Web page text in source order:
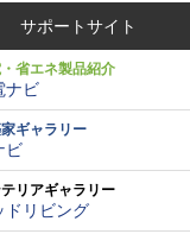
サポートサイト
省エネ製品紹介
ナビ
ギャラリー
ビ
リアギャラリー
ドリビング